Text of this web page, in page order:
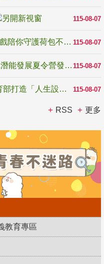
115-08-07
115-08-07
反詐騙宣導_防詐有道，霹靂布袋戲陪你守護荷包不受騙
115-08-07
跨越限制，探索潛能！115年多元潛能發展夏令營發掘生命無限可能
115-08-07
高齡不是終點而是夢想起點！教育部打造「人生設計夢工場」 參展第3屆高齡健康產業博覽會
RSS 更多
教育專區